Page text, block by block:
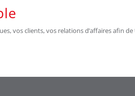
vos clients, vos relations d’affaires afin